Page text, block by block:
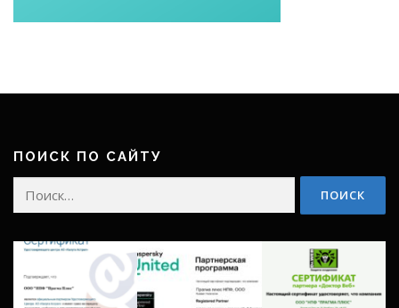
ПОИСК ПО САЙТУ
Найти: